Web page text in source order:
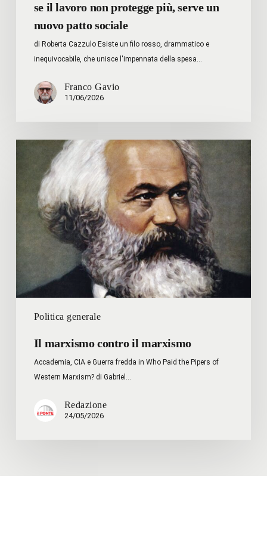
nuovo
patto
sociale
se il lavoro non protegge più, serve un
nuovo patto sociale
di Roberta Cazzulo Esiste un filo rosso, drammatico e
inequivocabile, che unisce l'impennata della spesa…
Franco Gavio
11/06/2026
Politica generale
marxismo
marxismo
Il marxismo contro il marxismo
Accademia, CIA e Guerra fredda in Who Paid the Pipers of
Western Marxism? di Gabriel…
Redazione
24/05/2026